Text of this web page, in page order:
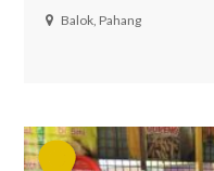
Balok, Pahang